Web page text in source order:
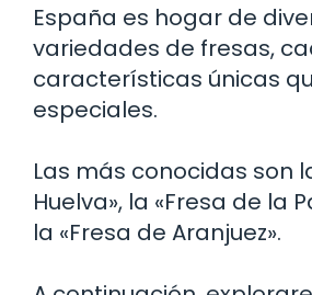
España es hogar de
variedades de fresas,
características únicas
especiales.
Las más conocidas son
Huelva», la «Fresa de la
la «Fresa de Aranjuez».